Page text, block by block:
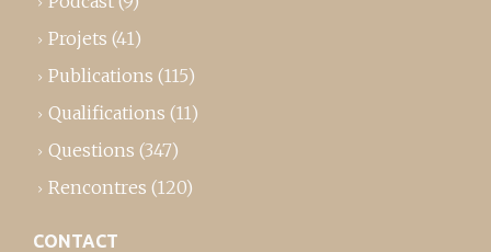
Projets (41)
Publications (115)
Qualifications (11)
Questions (347)
Rencontres (120)
CONTACT